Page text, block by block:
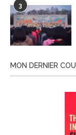
3
MON DERNIER